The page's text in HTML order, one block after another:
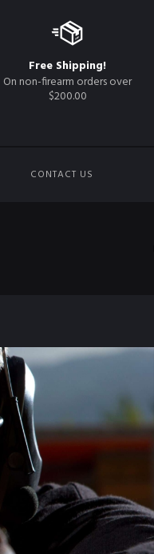
Free Shipping!
On non-firearm orders over
$200.00
CONTACT US